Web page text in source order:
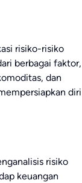
risiko-risiko
berbagai faktor,
dan
diri
risiko
keuangan